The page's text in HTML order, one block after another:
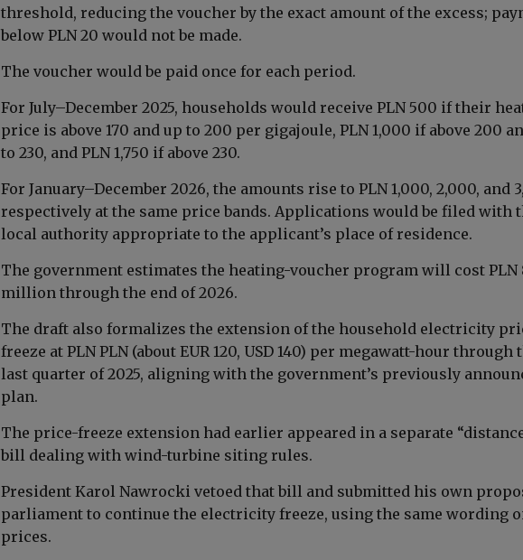
threshold, reducing the voucher by the exact amount of the excess;
below PLN 20 would not be made.
The voucher would be paid once for each period.
For July–December 2025, households would receive PLN 500 if their
price is above 170 and up to 200 per gigajoule, PLN 1,000 if above 200
to 230, and PLN 1,750 if above 230.
For January–December 2026, the amounts rise to PLN 1,000, 2,000, and
respectively at the same price bands. Applications would be filed with
local authority appropriate to the applicant’s place of residence.
The government estimates the heating-voucher program will cost PLN
million through the end of 2026.
The draft also formalizes the extension of the household electricity
freeze at PLN PLN (about EUR 120, USD 140) per megawatt-hour through
last quarter of 2025, aligning with the government’s previously
plan.
The price-freeze extension had earlier appeared in a separate
bill dealing with wind-turbine siting rules.
President Karol Nawrocki vetoed that bill and submitted his own
parliament to continue the electricity freeze, using the same wording
prices.